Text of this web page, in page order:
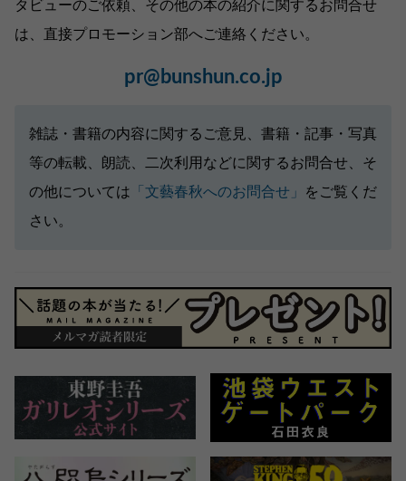
タビューのご依頼、その他の本の紹介に関するお問合せ
は、直接プロモーション部へご連絡ください。
pr@bunshun.co.jp
雑誌・書籍の内容に関するご意見、書籍・記事・写真
等の転載、朗読、二次利用などに関するお問合せ、そ
の他については 「文藝春秋へのお問合せ」
をご覧くだ
さい。